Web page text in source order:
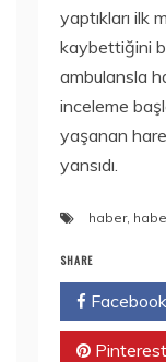
yaptıkları ilk
kaybettiğini
ambulansla
inceleme
yaşanan
yansıdı.
haber,
SHARE
Facebook
Pinterest